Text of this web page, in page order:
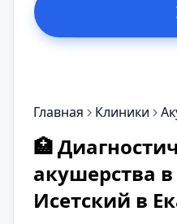
Главная Клиники
🏥
акушерства
Исетский в